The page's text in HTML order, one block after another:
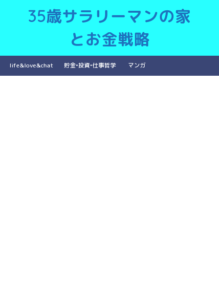
35歳サラリーマンの家
とお金戦略
life&love&chat 貯金•投資•仕事哲学 マンガ